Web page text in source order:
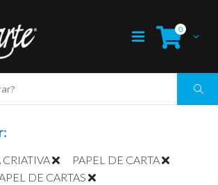
0
CRIATIVA
PAPEL DE CARTA
DE CARTAS